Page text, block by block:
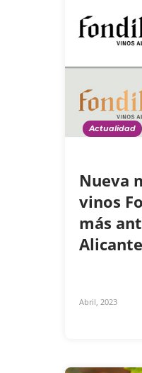
Actualidad
Nueva
vinos
más
Alicante
Abril, 2023